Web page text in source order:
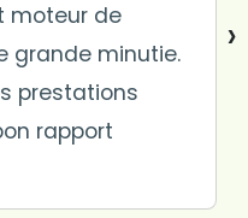
effectuer
fait chez nous
très bon
›